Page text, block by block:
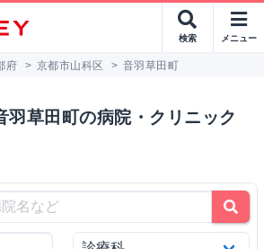
検索 メニュー
府 > 京都市山科区 > 音羽草田町
羽草田町の病院・クリニック